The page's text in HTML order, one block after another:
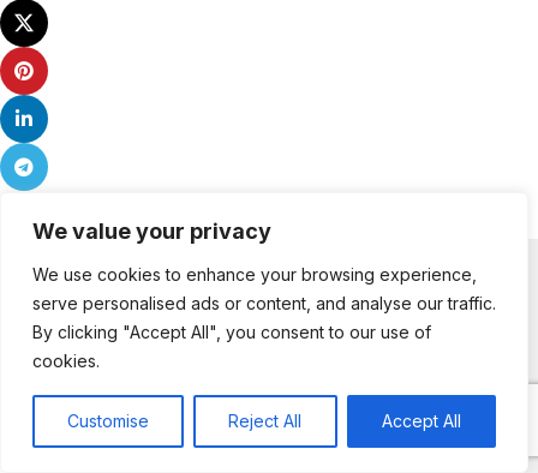
We value your privacy
We use cookies to enhance your browsing experience,
serve personalised ads or content, and analyse our traffic.
By clicking "Accept All", you consent to our use of
cookies.
Customise Reject All Accept All
Κατηγορίες Εκπομπών
Diet TV
0